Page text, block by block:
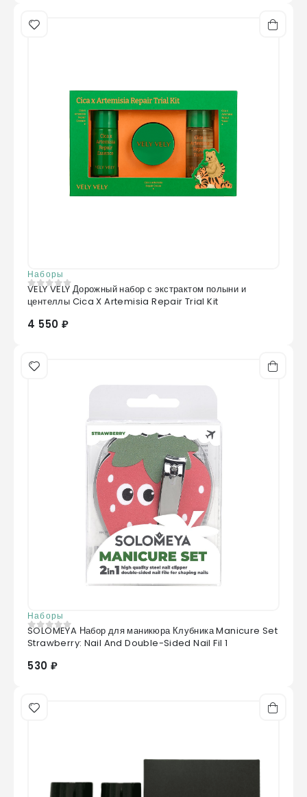
Наборы
0 из 5
VELY VELY Дорожный набор с экстрактом полыни и
центеллы Cica X Artemisia Repair Trial Kit
4 550 ₽
Наборы
0 из 5
SOLOMEYA Набор для маникюра Клубника Manicure Set
Strawberry: Nail And Double-Sided Nail Fil 1
530 ₽